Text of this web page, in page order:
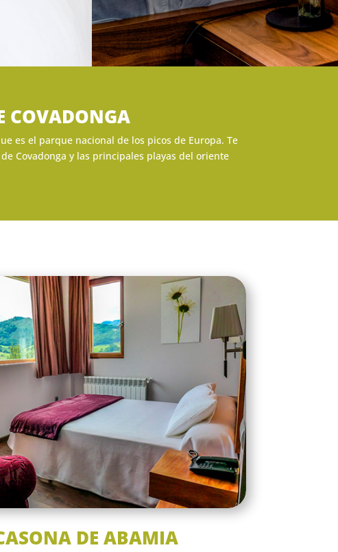
COVADONGA
es el parque nacional de los picos de Europa. Te
Covadonga y las principales playas del oriente
DE ABAMIA